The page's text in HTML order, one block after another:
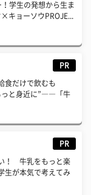
学生の発想から生ま
ョーソウPROJE...
PR
食だけで飲むも
と身近に”――「牛
PR
！ 牛乳をもっと楽
生が本気で考えてみ